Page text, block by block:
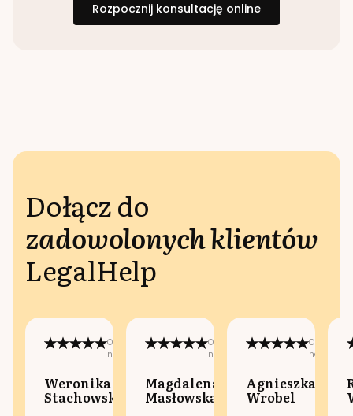
Rozpocznij konsultację online
Dołącz do
zadowolonych klientów
LegalHelp
Opublikowano
na:
Weronika
Stachowska
Opublikowano
na:
Magdalena
Masłowska
na:
Agnieszka
Wrobel